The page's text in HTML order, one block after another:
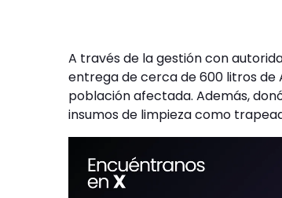
A través de la gestión con
entrega de cerca de 600 litros de
población afectada. Además,
insumos de limpieza como